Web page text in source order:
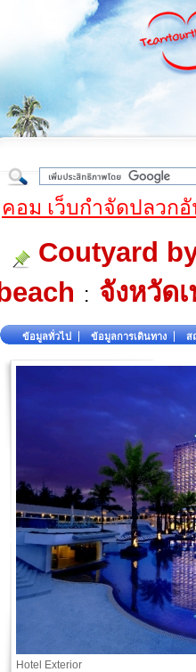
คอม เว็บกำจัดปลวก
Coutyard
beach : จังหวัด
ข้อมูลทั่วไป ข้อมูลการเดินทาง ส
Hotel Exterior